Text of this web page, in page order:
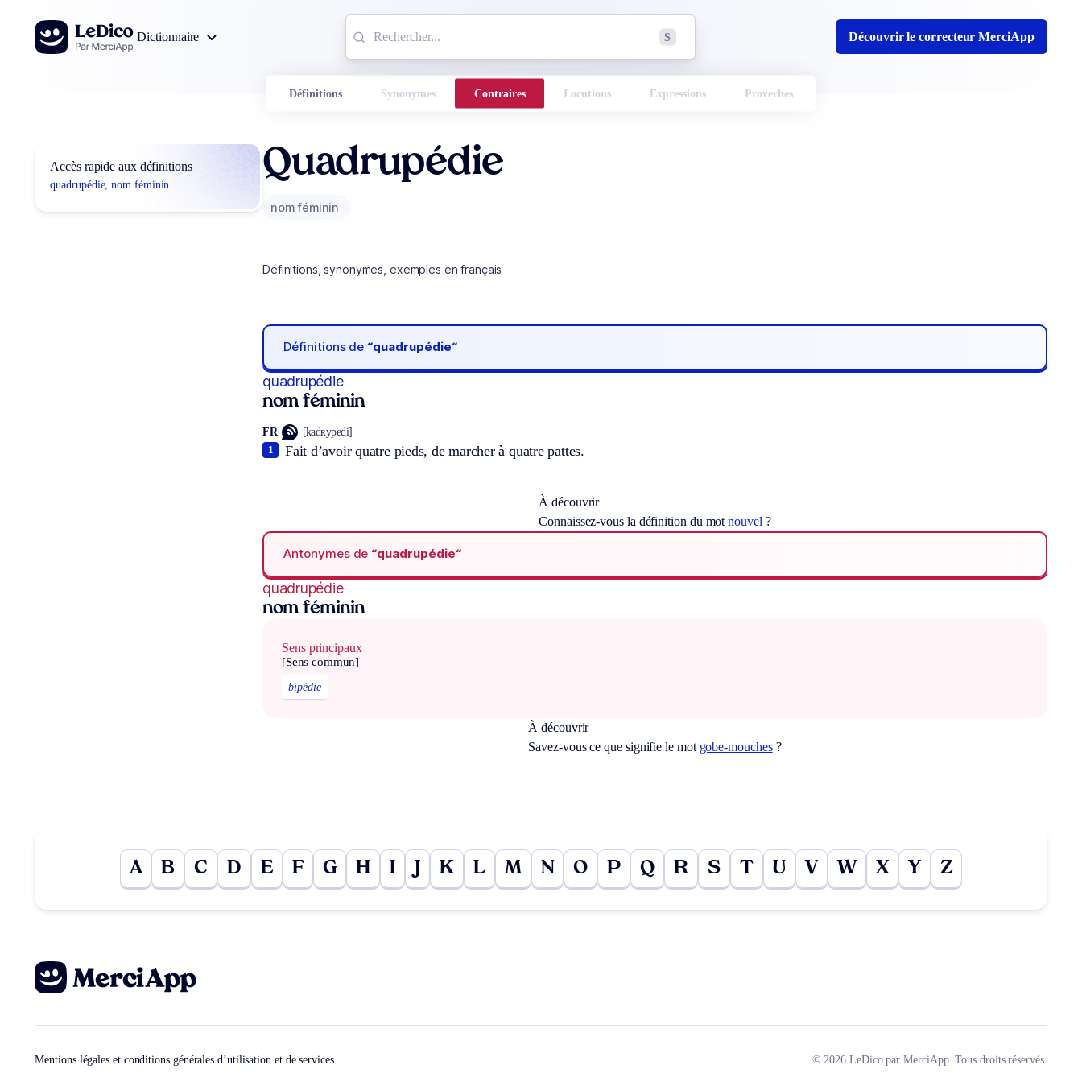
Aller au contenu
Dictionnaire
S Découvrir le correcteur MerciApp
Définitions Synonymes Contraires Locutions Expressions Proverbes
Accès rapide aux définitions
quadrupédie, nom féminin
Quadrupédie
nom féminin
Définitions, synonymes, exemples en français
Définitions de “quadrupédie“
quadrupédie
nom féminin
FR [kadʀypedi]
Fait d’avoir quatre pieds, de marcher à quatre pattes.
1
À découvrir
Connaissez-vous la définition du motnouvel ?
Antonymes de “quadrupédie“
quadrupédie
nom féminin
Sens principaux
[Sens commun]
bipédie
À découvrir
Savez-vous ce que signifie le mot gobe-mouches?
A B C D E F G H I J K L M N O P Q R S T U V W X Y Z
Mentions légales et conditions générales d’utilisation et de services © 2026 LeDico par MerciApp. Tous droits réservés.